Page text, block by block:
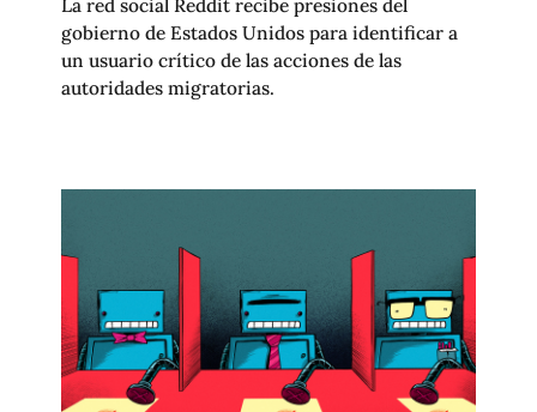
gobierno de Estados Unidos para identificar a
un usuario crítico de las acciones de las
autoridades migratorias.